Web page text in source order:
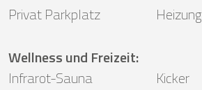
Privat Parkplatz
Heizung
Wellness und Freizeit:
Infrarot-Sauna
Kicker